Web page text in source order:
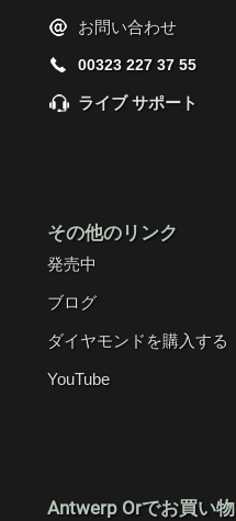
お問い合わせ
00323 227 37 55
ライブ サポート
その他のリンク
発売中
ブログ
ダイヤモンドを購入する
YouTube
Antwerp Orでお買い物